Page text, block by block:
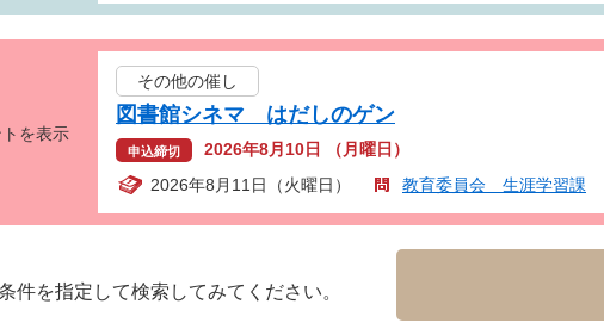
を表示
その他の催し
図書館シネマ はだしのゲン
申込締切
2026年8月10日 （月曜日）
2026年8月11日（火曜日）
教育委員会 生涯学習課
件を指定して検索してみてください。